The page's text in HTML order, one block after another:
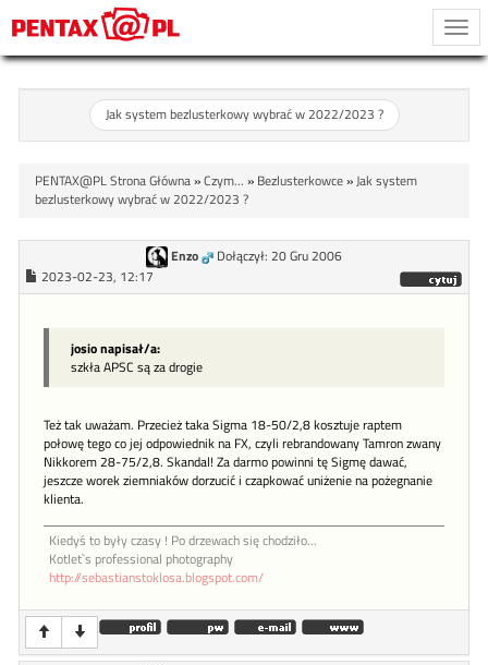
Jak system bezlusterkowy wybrać w 2022/2023 ?
PENTAX@PL Strona Główna»Czym... » Bezlusterkowce»Jak system
bezlusterkowy wybrać w 2022/2023 ?
Enzo
Dołączył: 20 Gru 2006
2023-02-23, 12:17
josio napisał/a:
szkła APSC są za drogie
Też tak uważam. Przecież taka Sigma 18-50/2,8 kosztuje raptem
połowę tego co jej odpowiednik na FX, czyli rebrandowany Tamron zwany
Nikkorem 28-75/2,8. Skandal! Za darmo powinni tę Sigmę dawać,
jeszcze worek ziemniaków dorzucić i czapkować uniżenie na pożegnanie
klienta.
Kiedyś to były czasy ! Po drzewach się chodziło...
Kotlet`s professional photography
http://sebastianstoklosa.blogspot.com/